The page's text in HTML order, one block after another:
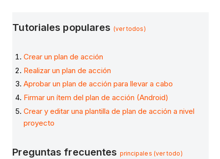
Tutoriales populares (ver todos)
Crear un plan de acción
Realizar un plan de acción
Aprobar un plan de acción para llevar a cabo
Firmar un ítem del plan de acción (Android)
Crear y editar una plantilla de plan de acción a nivel
proyecto
Preguntas frecuentes principales (ver todo)